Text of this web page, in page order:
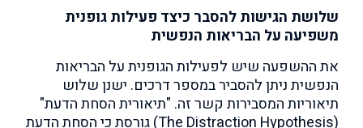
שלושת הגישות להסבר כיצד פעילות גופנית
משפיעה על הבריאות הנפשית
את ההשפעה שיש לפעילות הגופנית על הבריאות
הנפשית ניתן להסביר במספר דרכים. ישנן שלוש
תיאוריות המסבירות קשר זה. "תיאורית הסחת הדעת"
(The Distraction Hypothesis) גורסת כי הסחת הדעת